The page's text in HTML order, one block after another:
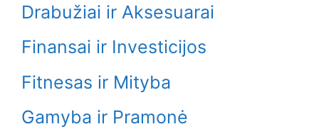
Drabužiai ir Aksesuarai
Finansai ir Investicijos
Fitnesas ir Mityba
Gamyba ir Pramonė